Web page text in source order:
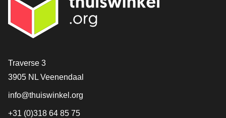
Contact
Traverse 3
3905 NL Veenendaal
info@thuiswinkel.org
+31 (0)318 64 85 75